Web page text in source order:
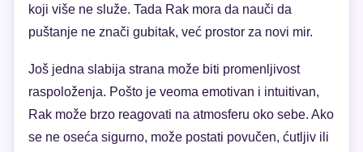
koji više ne služe. Tada Rak mora da nauči da
puštanje ne znači gubitak, već prostor za novi mir.
Još jedna slabija strana može biti promenljivost
raspoloženja. Pošto je veoma emotivan i intuitivan,
Rak može brzo reagovati na atmosferu oko sebe. Ako
se ne oseća sigurno, može postati povučen, ćutljiv ili